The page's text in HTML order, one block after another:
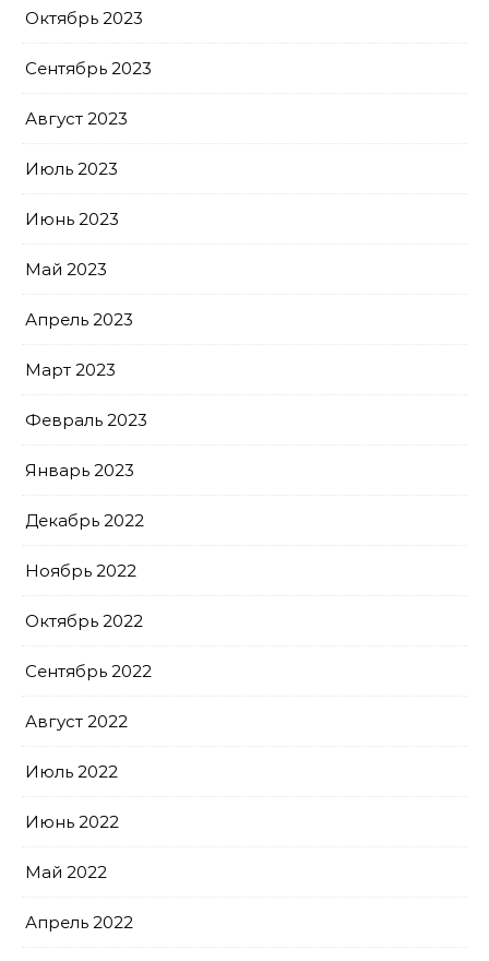
Октябрь 2023
Сентябрь 2023
Август 2023
Июль 2023
Июнь 2023
Май 2023
Апрель 2023
Март 2023
Февраль 2023
Январь 2023
Декабрь 2022
Ноябрь 2022
Октябрь 2022
Сентябрь 2022
Август 2022
Июль 2022
Июнь 2022
Май 2022
Апрель 2022